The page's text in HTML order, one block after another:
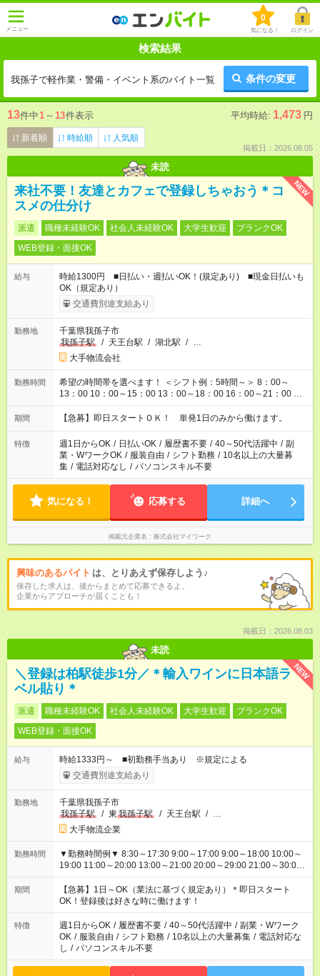
メニュー
0
気になる！ ログイン
検索結果
我孫子で軽作業・警備・イベント系のバイト一覧 条件の変更
13件中1 ～ 13件表示 平均時給: 1,473 円
新着順 時給順 人気順
掲載日：2026.08.05
未読
NEW
来社不要！友達とカフェで登録しちゃおう＊コ
スメの仕分け
派遣 職種未経験OK 社会人未経験OK 大学生歓迎
ブランクOK
WEB登録・面接OK
給与
時給1300円 ■日払い・週払いOK！(規定あり) ■現金日払いも
OK（規定あり）
交通費別途支給あり
勤務地
千葉県我孫子市
我孫子駅
/ 天王台駅 / 湖北駅 / …
大手物流会社
勤務時間
希望の時間帯を選べます！ ＜シフト例：5時間～＞ 8：00～
13：00 10：00～15：00 13：00～18：00 16：00～21：00 ＜
シフト例：8時間～＞ ・10：00～19：00 ・13：00～22：00 ・
22：00～翌6：00 など！是非ご希望をお聞かせください！
期間 【急募】即日スタートＯＫ！ 単発1日のみから働けます。
特徴 週1日からOK / 日払いOK / 履歴書不要 / 40～50代活躍中 / 副
業・WワークOK / 服装自由 / シフト勤務 / 10名以上の大量募
集 / 電話対応なし / パソコンスキル不要
気になる！ 応募する 詳細へ
掲載元企業名 株式会社マイワーク
興味のあるバイト は、とりあえず保存しよう♪
保存した求人は、後からまとめて応募できるよ。
企業からアプローチが届くことも！
掲載日：2026.08.03
未読
NEW
＼登録は柏駅徒歩1分／＊輸入ワインに日本語ラ
ベル貼り＊
派遣 職種未経験OK 社会人未経験OK 大学生歓迎
ブランクOK
WEB登録・面接OK
給与
時給1333円～ ■初勤務手当あり ※規定による
交通費別途支給あり
勤務地
千葉県我孫子市
我孫子駅
/ 東 我孫子駅 / 天王台駅 / …
大手物流企業
勤務時間
▼勤務時間例▼ 8:30～17:30 9:00～17:00 9:00～18:00 10:00～
19:00 11:00～20:00 13:00～21:00 20:00～29:00 21:00～30:00
22:00～31:00 上記以外にもシフトパターンあり！ 短時間の勤務
もご紹介できる場合があるのでご相談ください！ ご都合に合わ
せてお仕事をご案内します＾＾
期間
【急募】1日～OK（業法に基づく規定あり）＊即日スタート
OK！登録後は好きな時に働けます！
特徴 週1日からOK / 履歴書不要 / 40～50代活躍中 / 副業・Wワーク
OK / 服装自由 / シフト勤務 / 10名以上の大量募集 / 電話対応な
し / パソコンスキル不要